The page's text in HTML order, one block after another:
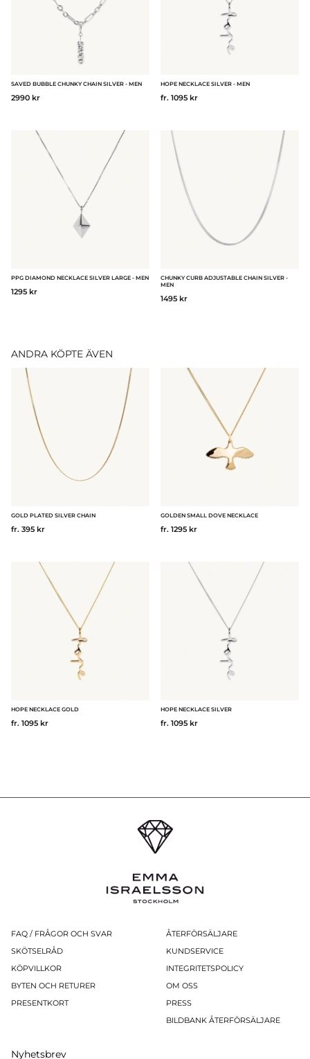
SAVED BUBBLE CHUNKY CHAIN SILVER - MEN
2990 kr
HOPE NECKLACE SILVER - MEN
fr. 1095 kr
PPG DIAMOND NECKLACE SILVER LARGE - MEN
1295 kr
CHUNKY CURB ADJUSTABLE CHAIN SILVER -
MEN
1495 kr
ANDRA KÖPTE ÄVEN
GOLD PLATED SILVER CHAIN
fr. 395 kr
GOLDEN SMALL DOVE NECKLACE
fr. 1295 kr
HOPE NECKLACE GOLD
fr. 1095 kr
HOPE NECKLACE SILVER
fr. 1095 kr
FAQ / FRÅGOR OCH SVAR
SKÖTSELRÅD
KÖPVILLKOR
BYTEN OCH RETURER
PRESENTKORT
ÅTERFÖRSÄLJARE
KUNDSERVICE
INTEGRITETSPOLICY
OM OSS
PRESS
BILDBANK ÅTERFÖRSÄLJARE
Nyhetsbrev